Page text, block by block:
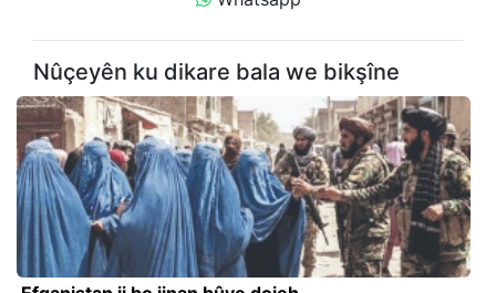
Nûçeyên ku dikare bala we bikşîne